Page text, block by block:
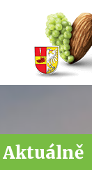
Aktuálně